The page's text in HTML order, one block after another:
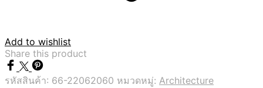
Add to wishlist
Share this product
รหัสสินค้า: 66-22062060 หมวดหมู่: Architecture